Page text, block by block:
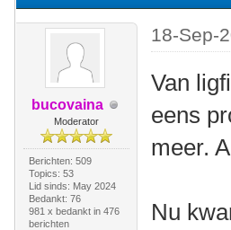
bucovaina
Moderator
Berichten: 509
Topics: 53
Lid sinds: May 2024
Bedankt: 76
981 x bedankt in 476
berichten
18-Sep-
Van
eens
meer.
Nu